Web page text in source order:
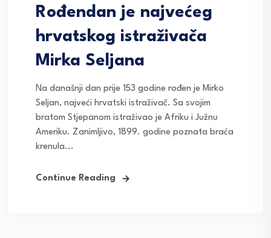
Rođendan je najvećeg
hrvatskog istraživača
Mirka Seljana
Na današnji dan prije 153 godine rođen je Mirko
Seljan, najveći hrvatski istraživač. Sa svojim
bratom Stjepanom istraživao je Afriku i Južnu
Ameriku. Zanimljivo, 1899. godine poznata braća
krenula...
Continue Reading